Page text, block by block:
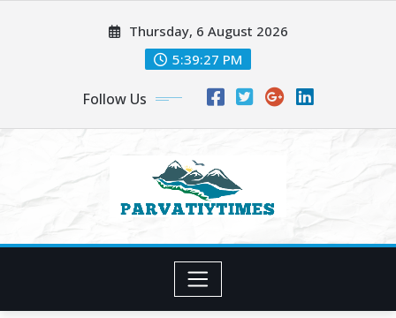
Thursday, 6 August 2026
5:39:28 PM
Follow Us